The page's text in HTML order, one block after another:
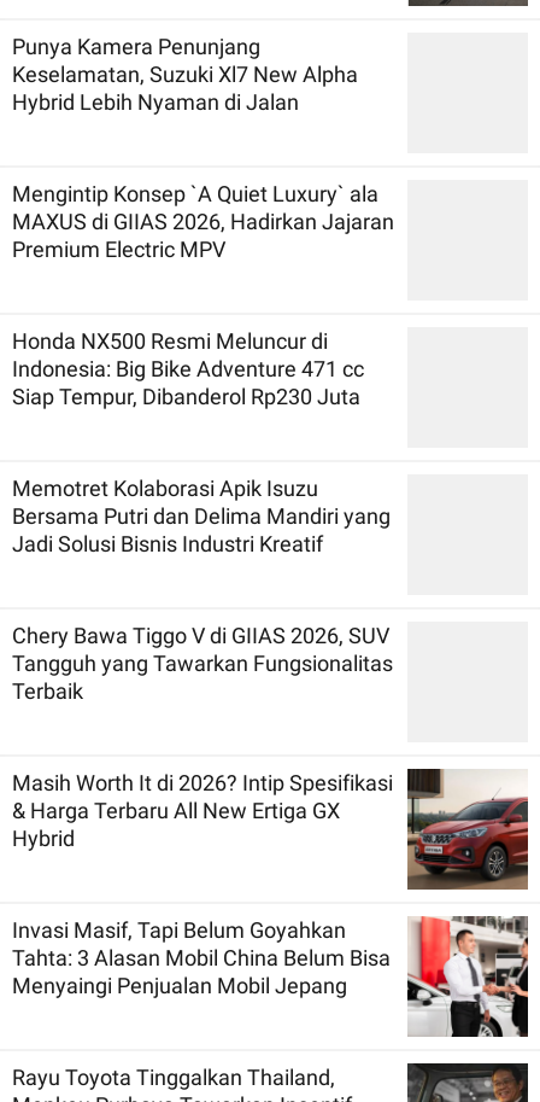
Punya Kamera Penunjang
Keselamatan, Suzuki Xl7 New Alpha
Hybrid Lebih Nyaman di Jalan
Mengintip Konsep `A Quiet Luxury` ala
MAXUS di GIIAS 2026, Hadirkan Jajaran
Premium Electric MPV
Honda NX500 Resmi Meluncur di
Indonesia: Big Bike Adventure 471 cc
Siap Tempur, Dibanderol Rp230 Juta
Memotret Kolaborasi Apik Isuzu
Bersama Putri dan Delima Mandiri yang
Jadi Solusi Bisnis Industri Kreatif
Chery Bawa Tiggo V di GIIAS 2026, SUV
Tangguh yang Tawarkan Fungsionalitas
Terbaik
Masih Worth It di 2026? Intip Spesifikasi
& Harga Terbaru All New Ertiga GX
Hybrid
Invasi Masif, Tapi Belum Goyahkan
Tahta: 3 Alasan Mobil China Belum Bisa
Menyaingi Penjualan Mobil Jepang
Rayu Toyota Tinggalkan Thailand,